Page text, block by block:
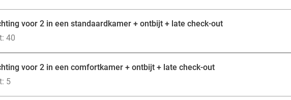
voor 2 in een standaardkamer + ontbijt + late check-out
40
voor 2 in een comfortkamer + ontbijt + late check-out
5